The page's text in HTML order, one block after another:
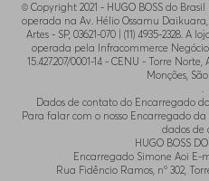
© Copyright 2021 - HUGO BOSS do
operada na Av. Hélio Ossamu
Artes - SP, 03621-070 | (11) 4935-2328. A
operada pela Infracommerce
15.427.207/0001-14 - CENU - Torre
Monções,
.
Dados de contato do Encarregado
Para falar com o nosso Encarregado
dados de
HUGO BOSS
Encarregado Simone Aoi E-
Rua Fidêncio Ramos, n° 302,